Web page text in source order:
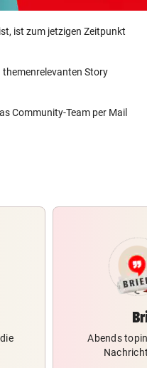
ist zum jetzigen Zeitpunkt
themenrelevanten Story
Community-Team per Mail
Abends